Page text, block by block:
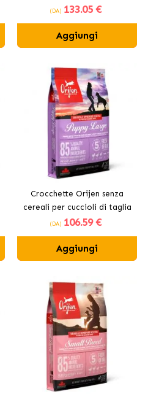
carne rossa
(DA) 133.05 €
Aggiungi
Crocchette Orijen senza
cereali per cuccioli di taglia
grande
(DA) 106.59 €
Aggiungi